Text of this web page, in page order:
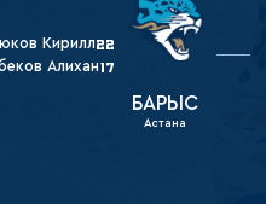
Кирилл22
Алихан17
БАРЫС
Астана